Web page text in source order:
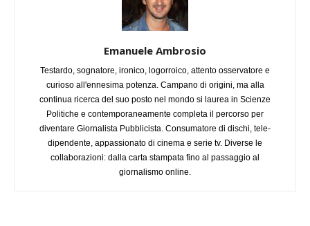
Emanuele Ambrosio
Testardo, sognatore, ironico, logorroico, attento osservatore e
curioso all'ennesima potenza. Campano di origini, ma alla
continua ricerca del suo posto nel mondo si laurea in Scienze
Politiche e contemporaneamente completa il percorso per
diventare Giornalista Pubblicista. Consumatore di dischi, tele-
dipendente, appassionato di cinema e serie tv. Diverse le
collaborazioni: dalla carta stampata fino al passaggio al
giornalismo online.